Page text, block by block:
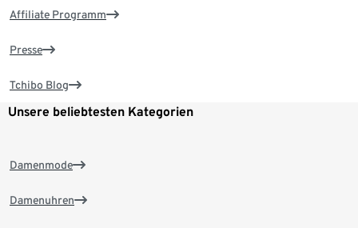
Affiliate Programm
Presse
Tchibo Blog
Unsere beliebtesten Kategorien
Damenmode
Damenuhren